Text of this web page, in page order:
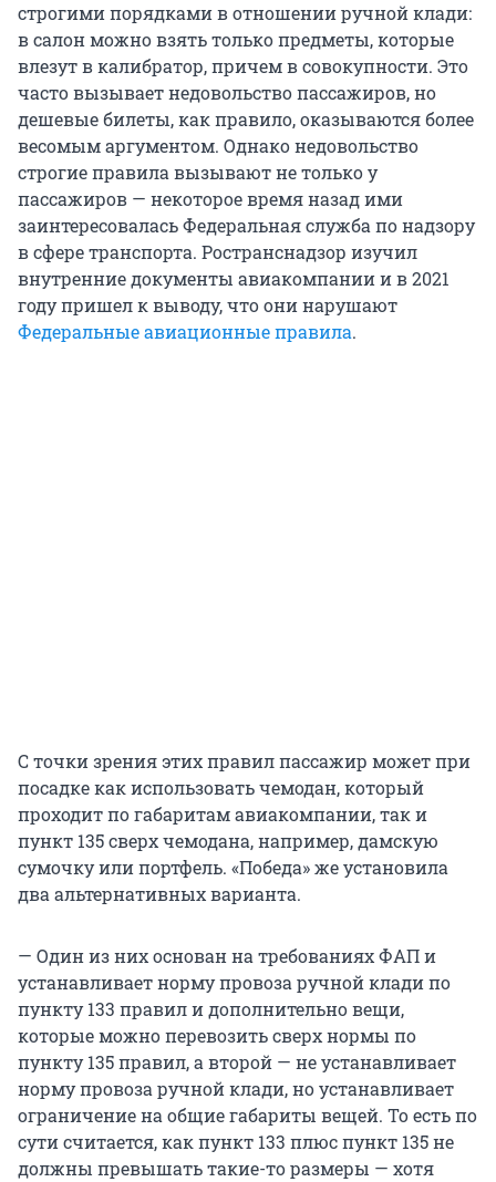
строгими порядками в отношении ручной клади:
в салон можно взять только предметы, которые
влезут в калибратор, причем в совокупности. Это
часто вызывает недовольство пассажиров, но
дешевые билеты, как правило, оказываются более
весомым аргументом. Однако недовольство
строгие правила вызывают не только у
пассажиров — некоторое время назад ими
заинтересовалась Федеральная служба по надзору
в сфере транспорта. Ространснадзор изучил
внутренние документы авиакомпании и в 2021
году пришел к выводу, что они нарушают
Федеральные авиационные правила.
С точки зрения этих правил пассажир может при
посадке как использовать чемодан, который
проходит по габаритам авиакомпании, так и
пункт 135 сверх чемодана, например, дамскую
сумочку или портфель. «Победа» же установила
два альтернативных варианта.
— Один из них основан на требованиях ФАП и
устанавливает норму провоза ручной клади по
пункту 133 правил и дополнительно вещи,
которые можно перевозить сверх нормы по
пункту 135 правил, а второй — не устанавливает
норму провоза ручной клади, но устанавливает
ограничение на общие габариты вещей. То есть по
сути считается, как пункт 133 плюс пункт 135 не
должны превышать такие-то размеры — хотя